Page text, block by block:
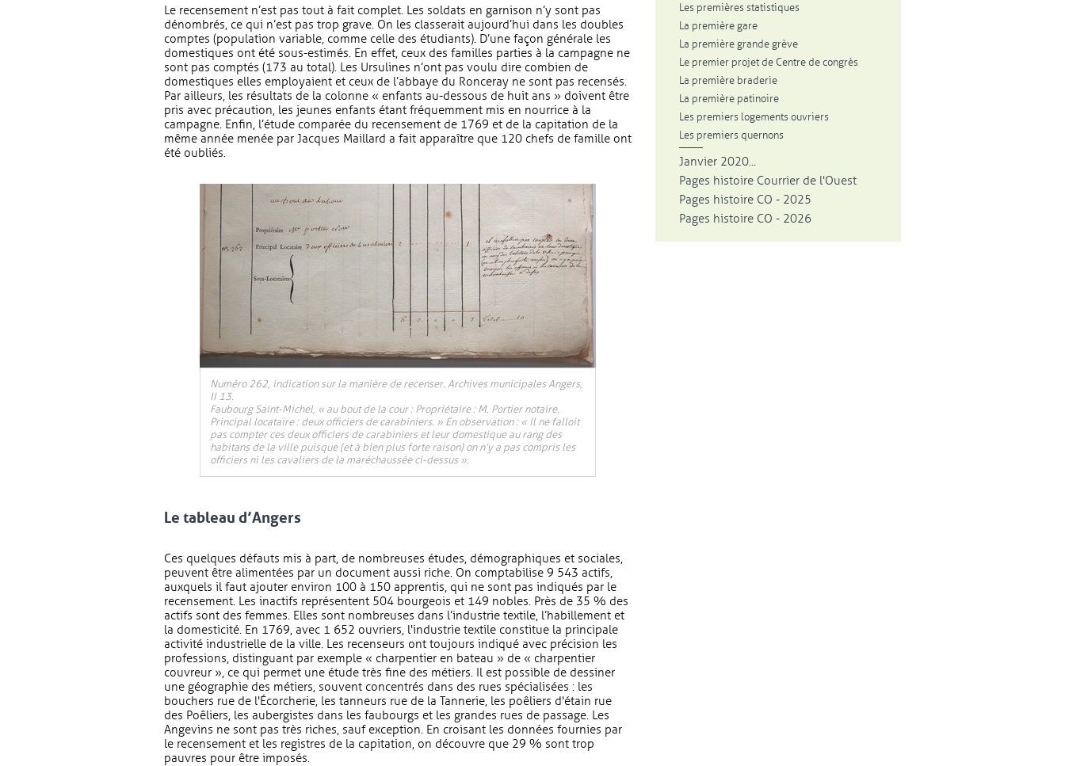
Le recensement n’est pas tout à fait complet. Les soldats en garnison n’y sont pas
dénombrés, ce qui n’est pas trop grave. On les classerait aujourd’hui dans les doubles
comptes (population variable, comme celle des étudiants). D’une façon générale les
domestiques ont été sous-estimés. En effet, ceux des familles parties à la campagne ne
sont pas comptés (173 au total). Les Ursulines n’ont pas voulu dire combien de
domestiques elles employaient et ceux de l’abbaye du Ronceray ne sont pas recensés.
Par ailleurs, les résultats de la colonne « enfants au-dessous de huit ans » doivent être
pris avec précaution, les jeunes enfants étant fréquemment mis en nourrice à la
campagne. Enfin, l’étude comparée du recensement de 1769 et de la capitation de la
même année menée par Jacques Maillard a fait apparaître que 120 chefs de famille ont
été oubliés.
Numéro 262, indication sur la manière de recenser. Archives municipales Angers,
II 13.
Faubourg Saint-Michel, « au bout de la cour : Propriétaire : M. Portier notaire.
Principal locataire : deux officiers de carabiniers. » En observation : « Il ne falloit
pas compter ces deux officiers de carabiniers et leur domestique au rang des
habitans de la ville puisque (et à bien plus forte raison) on n’y a pas compris les
officiers ni les cavaliers de la maréchaussée ci-dessus ».
Le tableau d’Angers
Ces quelques défauts mis à part, de nombreuses études, démographiques et sociales,
peuvent être alimentées par un document aussi riche. On comptabilise 9 543 actifs,
auxquels il faut ajouter environ 100 à 150 apprentis, qui ne sont pas indiqués par le
recensement. Les inactifs représentent 504 bourgeois et 149 nobles. Près de 35 % des
actifs sont des femmes. Elles sont nombreuses dans l’industrie textile, l’habillement et
la domesticité. En 1769, avec 1 652 ouvriers, l'industrie textile constitue la principale
activité industrielle de la ville. Les recenseurs ont toujours indiqué avec précision les
professions, distinguant par exemple « charpentier en bateau » de « charpentier
couvreur », ce qui permet une étude très fine des métiers. Il est possible de dessiner
une géographie des métiers, souvent concentrés dans des rues spécialisées : les
bouchers rue de l'Écorcherie, les tanneurs rue de la Tannerie, les poêliers d'étain rue
des Poêliers, les aubergistes dans les faubourgs et les grandes rues de passage. Les
Angevins ne sont pas très riches, sauf exception. En croisant les données fournies par
le recensement et les registres de la capitation, on découvre que 29 % sont trop
pauvres pour être imposés.
Les premières statistiques
La première gare
La première grande grève
Le premier projet de Centre de congrès
La première braderie
La première patinoire
Les premiers logements ouvriers
Les premiers quernons
Janvier 2020...
Pages histoire Courrier de l'Ouest
Pages histoire CO - 2025
Pages histoire CO - 2026